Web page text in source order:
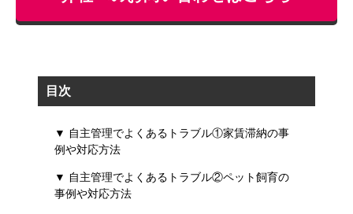
目次
▼ 自主管理でよくあるトラブル①家賃滞納の事
例や対応方法
▼ 自主管理でよくあるトラブル②ペット飼育の
事例や対応方法